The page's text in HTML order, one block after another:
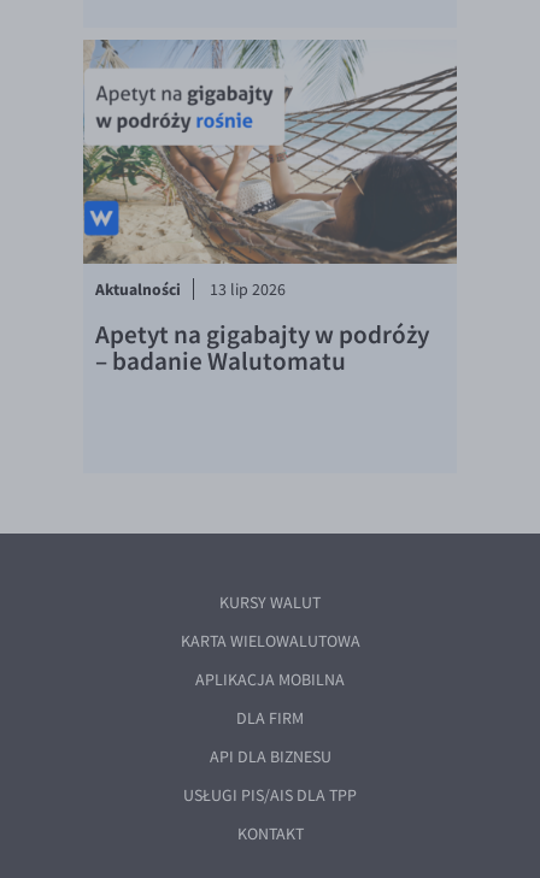
GBP/USD
USD/CHF
GBP/CHF
Aktualności 13 lip 2026
Apetyt na gigabajty w podróży
– badanie Walutomatu
KURSY WALUT
KARTA WIELOWALUTOWA
APLIKACJA MOBILNA
DLA FIRM
API DLA BIZNESU
USŁUGI PIS/AIS DLA TPP
KONTAKT